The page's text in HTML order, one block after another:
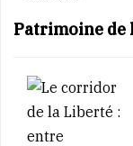
Patrimoine de